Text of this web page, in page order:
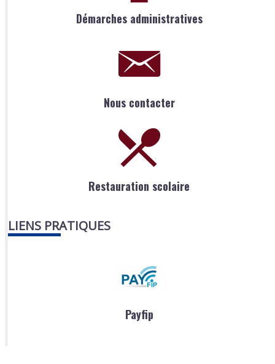
Démarches administratives
Nous contacter
Restauration scolaire
LIENS PRATIQUES
Payfip